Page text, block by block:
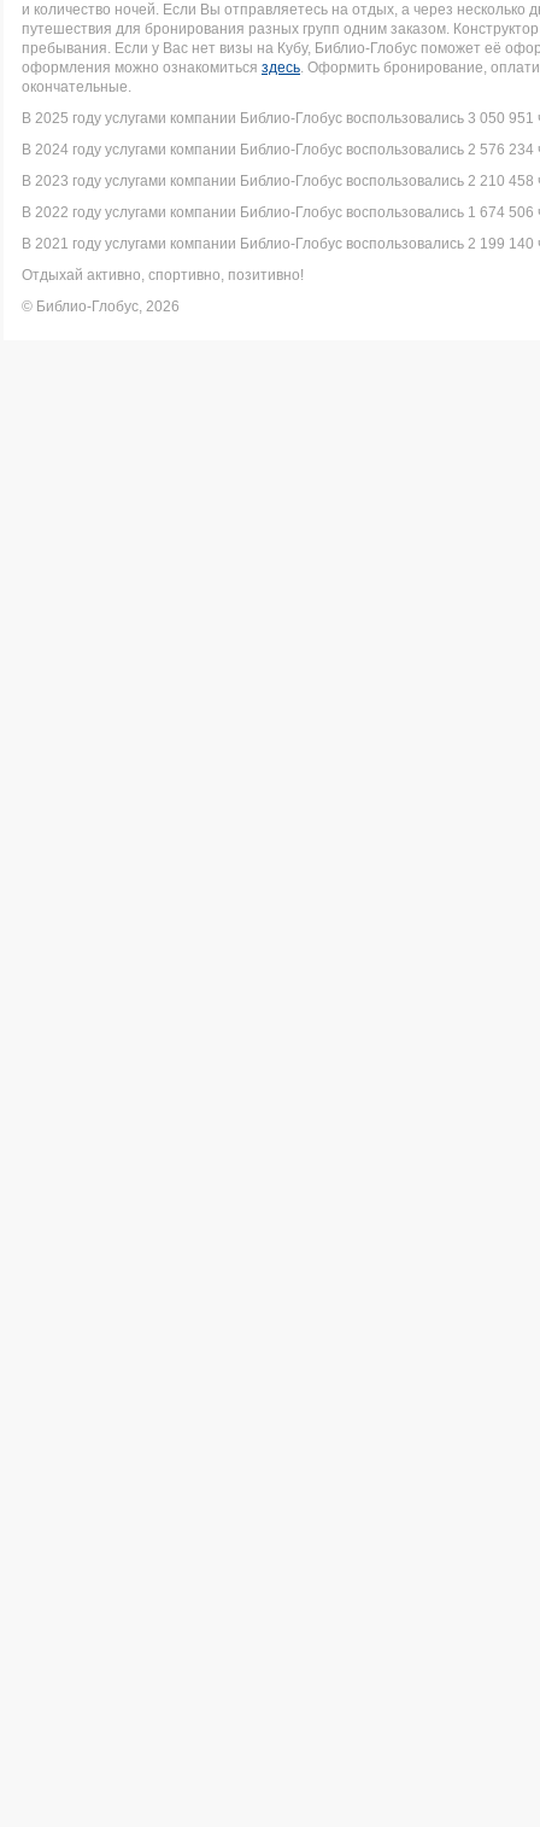
и количество ночей. Если Вы отправляетесь на отдых, а через
путешествия для бронирования разных групп одним заказом.
пребывания. Если у Вас нет визы на Кубу, Библио-Глобус поможет её
оформления можно ознакомиться здесь. Оформить бронирование,
окончательные.
В 2025 году услугами компании Библио-Глобус воспользовались 3 050 951
В 2024 году услугами компании Библио-Глобус воспользовались 2 576 234
В 2023 году услугами компании Библио-Глобус воспользовались 2 210 458
В 2022 году услугами компании Библио-Глобус воспользовались 1 674 506
В 2021 году услугами компании Библио-Глобус воспользовались 2 199 140
Отдыхай активно, спортивно, позитивно!
© Библио-Глобус, 2026